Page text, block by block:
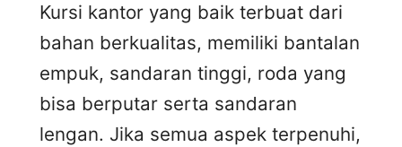
Kursi kantor yang baik terbuat dari
bahan berkualitas, memiliki bantalan
empuk, sandaran tinggi, roda yang
bisa berputar serta sandaran
lengan. Jika semua aspek terpenuhi,